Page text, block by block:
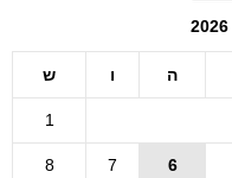
ה ו ש
1
6
7
8